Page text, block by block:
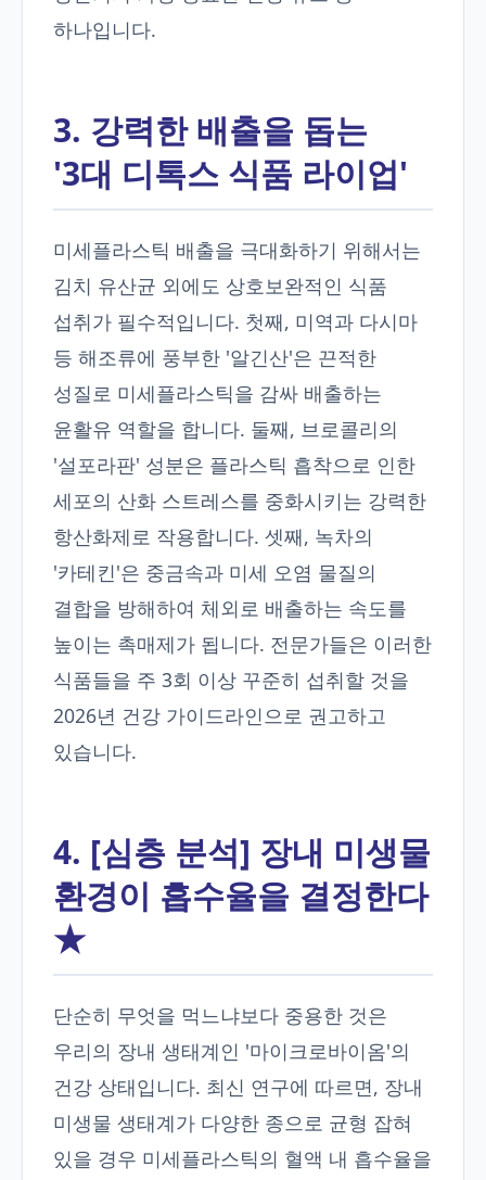
하나입니다.
3. 강력한 배출을 돕는
'3대 디톡스 식품 라이업'
미세플라스틱 배출을 극대화하기 위해서는
김치 유산균 외에도 상호보완적인 식품
섭취가 필수적입니다. 첫째, 미역과 다시마
등 해조류에 풍부한 '알긴산'은 끈적한
성질로 미세플라스틱을 감싸 배출하는
윤활유 역할을 합니다. 둘째, 브로콜리의
'설포라판' 성분은 플라스틱 흡착으로 인한
세포의 산화 스트레스를 중화시키는 강력한
항산화제로 작용합니다. 셋째, 녹차의
'카테킨'은 중금속과 미세 오염 물질의
결합을 방해하여 체외로 배출하는 속도를
높이는 촉매제가 됩니다. 전문가들은 이러한
식품들을 주 3회 이상 꾸준히 섭취할 것을
2026년 건강 가이드라인으로 권고하고
있습니다.
4. [심층 분석] 장내 미생물
환경이 흡수율을 결정한다
★
단순히 무엇을 먹느냐보다 중용한 것은
우리의 장내 생태계인 '마이크로바이옴'의
건강 상태입니다. 최신 연구에 따르면, 장내
미생물 생태계가 다양한 종으로 균형 잡혀
있을 경우 미세플라스틱의 혈액 내 흡수율을